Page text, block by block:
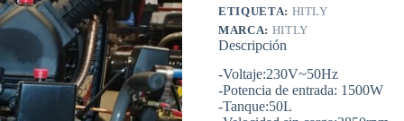
ETIQUETA: HITLY
MARCA: HITLY
Descripción
-Voltaje:230V~50Hz
-Potencia de entrada: 1500W
-Tanque:50L